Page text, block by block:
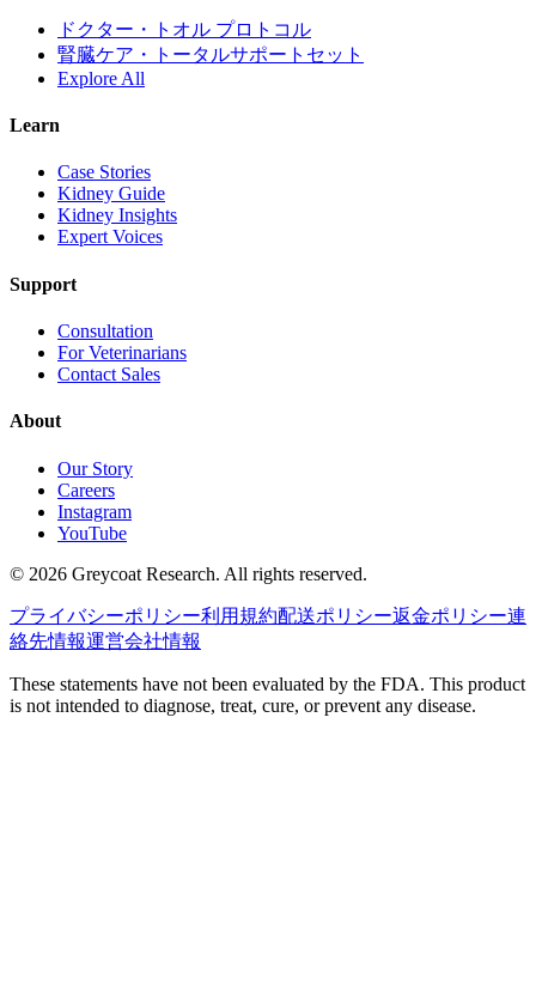
ドクター・トオル プロトコル
腎臓ケア・トータルサポートセット
Explore All
Learn
Case Stories
Kidney Guide
Kidney Insights
Expert Voices
Support
Consultation
For Veterinarians
Contact Sales
About
Our Story
Careers
Instagram
YouTube
© 2026 Greycoat Research. All rights reserved.
プライバシーポリシー利用規約配送ポリシー返金ポリシー連
絡先情報運営会社情報
These statements have not been evaluated by the FDA. This product
is not intended to diagnose, treat, cure, or prevent any disease.